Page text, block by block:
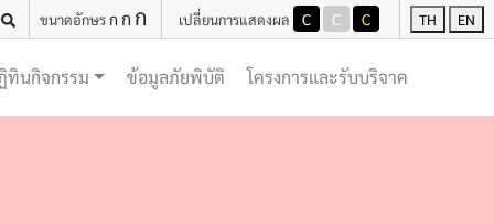
ขนาดอักษรก ก ก เปลี่ยนการแสดงผล C C C TH EN
ทินกิจกรรม ข้อมูลภัยพิบัติ (current)
โครงการและรับบริจาค